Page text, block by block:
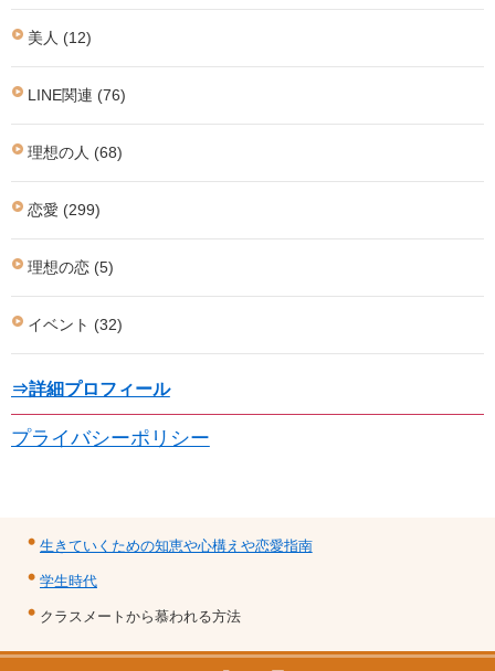
美人 (12)
LINE関連 (76)
理想の人 (68)
恋愛 (299)
理想の恋 (5)
イベント (32)
⇒詳細プロフィール
プライバシーポリシー
生きていくための知恵や心構えや恋愛指南
学生時代
クラスメートから慕われる方法